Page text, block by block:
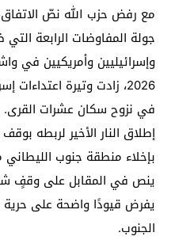
مع رفض حزب الله نصّ
جولة المفاوضات الرابعة
2026، زادت وتيرة
في نزوح سكان عشرات
إطلاق النار الأخير لربطه
بإخلاء منطقة جنوب
ينص في المقابل على وقفٍ
يفرض قيودًا واضحة على حرية
الجنوب.